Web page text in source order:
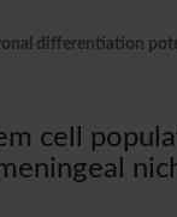
differentiation
cell